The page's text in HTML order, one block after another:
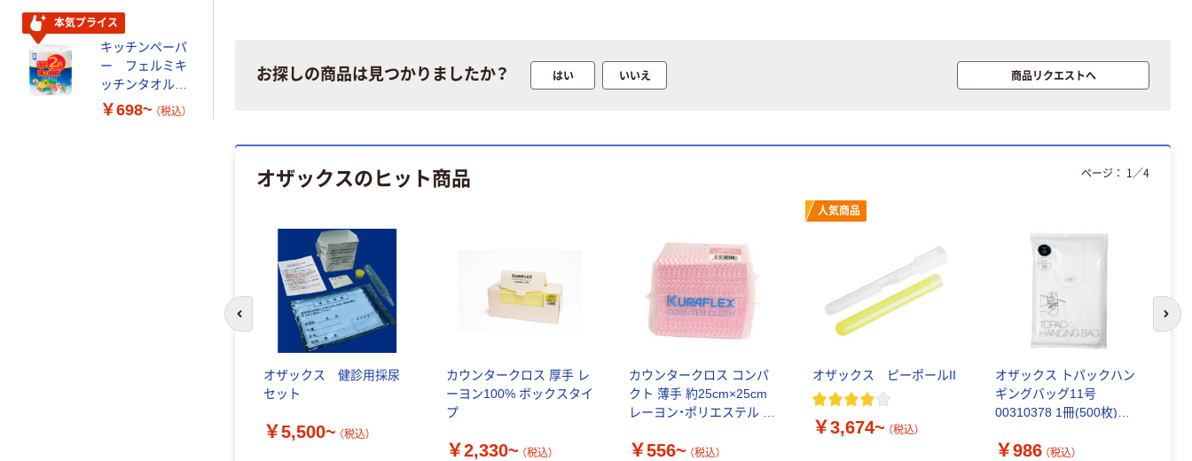
お探しの商品は見つかりましたか？ はい いいえ 商品リクエストへ
オザックスのヒット商品
オザックス 健診用採尿
セット
￥5,500~ （税込）
カウンタークロス 厚手 レ
ーヨン100% ボックスタイ
プ
￥2,330~ （税込）
カウンタークロス コンパ
クト 薄手 約25cm×25cm
レーヨン・ポリエステル オ
￥556~ （税込）
人気商品
オザックス ピーポールII
￥3,674~ （税込）
オザックス トパックハン
ギングバッグ11号
00310378 1冊(500枚)
￥986 （税込）
ページ： 1 ／4
前のスライドへ 次
本気プライス
キッチンペーパ
ー フェルミキ
ッチンタオル
2倍巻き ロー
ル 100カッ
￥698~ （税込）